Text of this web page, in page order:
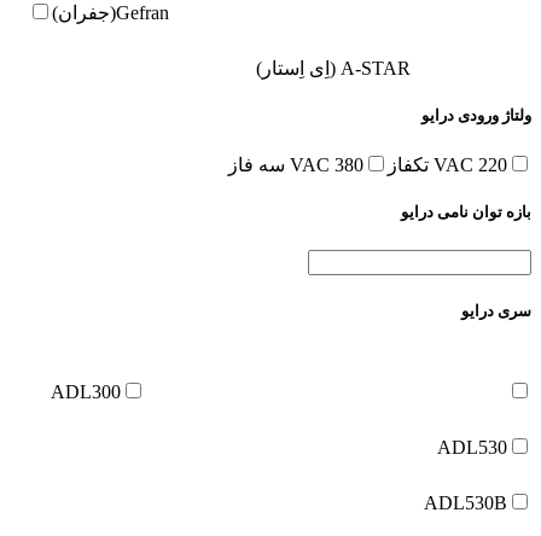
Gefran(جفران)
A-STAR (اِی اِستار)
ولتاژ ورودی درایو
220 VAC تکفاز 380 VAC سه فاز
بازه توان نامی درایو
سری درایو
ADL300
ADL530
ADL530B